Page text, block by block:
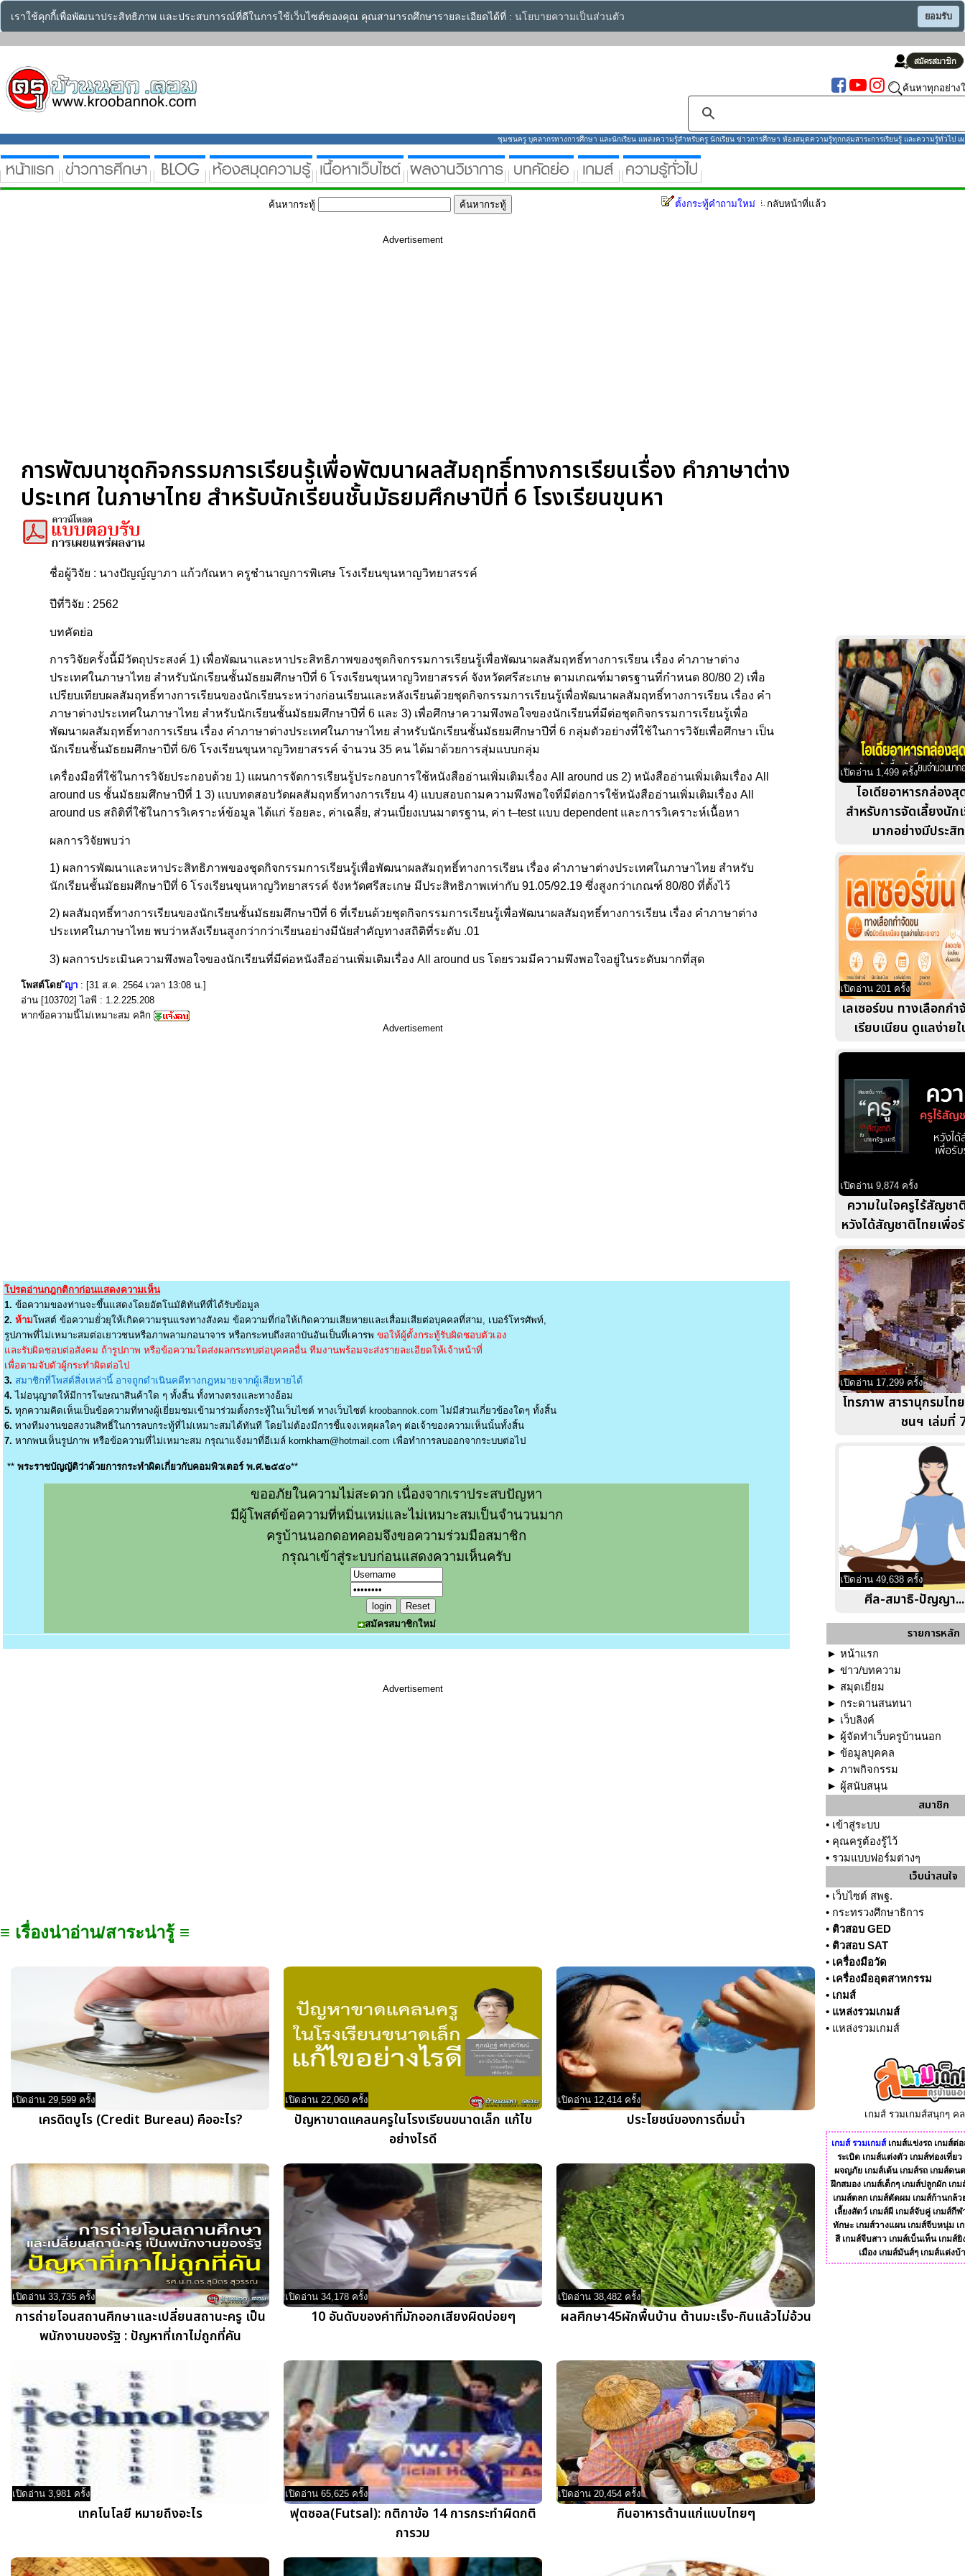
เราใช้คุกกี้เพื่อพัฒนาประสิทธิภาพ และประสบการณ์ที่ดีในการใช้เว็บไซต์ของคุณ คุณสามารถศึกษารายละเอียดได้ที่ : นโยบายความเป็นส่วนตัว ยอมรับ
ค้นหาทุกอย่าง
ชุมชนครู บุคลากรทางการศึกษา และนักเรียน แหล่งความรู้สำหรับครู นักเรียน ข่าวการศึกษา ห้องสมุดความรู้ทุกกลุ่มสาระการเรียนรู้ และความรู้ทั่วไป เ
ค้นหากระทู้ ตั้งกระทู้คำถามใหม่ กลับหน้าที่แล้ว
Advertisement
การพัฒนาชุดกิจกรรมการเรียนรู้เพื่อพัฒนาผลสัมฤทธิ์ทางการเรียนเรื่อง คำภาษาต่าง
ประเทศ ในภาษาไทย สำหรับนักเรียนชั้นมัธยมศึกษาปีที่ 6 โรงเรียนขุนหา
ชื่อผู้วิจัย : นางปัญญ์ญาภา แก้วกัณหา ครูชำนาญการพิเศษ โรงเรียนขุนหาญวิทยาสรรค์
ปีที่วิจัย : 2562
บทคัดย่อ
การวิจัยครั้งนี้มีวัตถุประสงค์ 1) เพื่อพัฒนาและหาประสิทธิภาพของชุดกิจกรรมการเรียนรู้เพื่อพัฒนาผลสัมฤทธิ์ทางการเรียน เรื่อง คำภาษาต่าง
ประเทศในภาษาไทย สำหรับนักเรียนชั้นมัธยมศึกษาปีที่ 6 โรงเรียนขุนหาญวิทยาสรรค์ จังหวัดศรีสะเกษ ตามเกณฑ์มาตรฐานที่กำหนด 80/80 2) เพื่อ
เปรียบเทียบผลสัมฤทธิ์ทางการเรียนของนักเรียนระหว่างก่อนเรียนและหลังเรียนด้วยชุดกิจกรรมการเรียนรู้เพื่อพัฒนาผลสัมฤทธิ์ทางการเรียน เรื่อง คำ
ภาษาต่างประเทศในภาษาไทย สำหรับนักเรียนชั้นมัธยมศึกษาปีที่ 6 และ 3) เพื่อศึกษาความพึงพอใจของนักเรียนที่มีต่อชุดกิจกรรมการเรียนรู้เพื่อ
พัฒนาผลสัมฤทธิ์ทางการเรียน เรื่อง คำภาษาต่างประเทศในภาษาไทย สำหรับนักเรียนชั้นมัธยมศึกษาปีที่ 6 กลุ่มตัวอย่างที่ใช้ในการวิจัยเพื่อศึกษา เป็น
นักเรียนชั้นมัธยมศึกษาปีที่ 6/6 โรงเรียนขุนหาญวิทยาสรรค์ จำนวน 35 คน ได้มาด้วยการสุ่มแบบกลุ่ม
เครื่องมือที่ใช้ในการวิจัยประกอบด้วย 1) แผนการจัดการเรียนรู้ประกอบการใช้หนังสืออ่านเพิ่มเติมเรื่อง All around us 2) หนังสืออ่านเพิ่มเติมเรื่อง All
around us ชั้นมัธยมศึกษาปีที่ 1 3) แบบทดสอบวัดผลสัมฤทธิ์ทางการเรียน 4) แบบสอบถามความพึงพอใจที่มีต่อการใช้หนังสืออ่านเพิ่มเติมเรื่อง All
around us สถิติที่ใช้ในการวิเคราะห์ข้อมูล ได้แก่ ร้อยละ, ค่าเฉลี่ย, ส่วนเบี่ยงเบนมาตรฐาน, ค่า t–test แบบ dependent และการวิเคราะห์เนื้อหา
ผลการวิจัยพบว่า
1) ผลการพัฒนาและหาประสิทธิภาพของชุดกิจกรรมการเรียนรู้เพื่อพัฒนาผลสัมฤทธิ์ทางการเรียน เรื่อง คำภาษาต่างประเทศในภาษาไทย สำหรับ
นักเรียนชั้นมัธยมศึกษาปีที่ 6 โรงเรียนขุนหาญวิทยาสรรค์ จังหวัดศรีสะเกษ มีประสิทธิภาพเท่ากับ 91.05/92.19 ซึ่งสูงกว่าเกณฑ์ 80/80 ที่ตั้งไว้
2) ผลสัมฤทธิ์ทางการเรียนของนักเรียนชั้นมัธยมศึกษาปีที่ 6 ที่เรียนด้วยชุดกิจกรรมการเรียนรู้เพื่อพัฒนาผลสัมฤทธิ์ทางการเรียน เรื่อง คำภาษาต่าง
ประเทศในภาษาไทย พบว่าหลังเรียนสูงกว่ากว่าเรียนอย่างมีนัยสำคัญทางสถิติที่ระดับ .01
3) ผลการประเมินความพึงพอใจของนักเรียนที่มีต่อหนังสืออ่านเพิ่มเติมเรื่อง All around us โดยรวมมีความพึงพอใจอยู่ในระดับมากที่สุด
โพสต์โดยัญา : [31 ส.ค. 2564 เวลา 13:08 น.]
อ่าน [103702] ไอพี : 1.2.225.208
หากข้อความนี้ไม่เหมาะสม คลิก
Advertisement
โปรดอ่านกฎกติกาก่อนแสดงความเห็น
1. ข้อความของท่านจะขึ้นแสดงโดยอัตโนมัติทันทีที่ได้รับข้อมูล
2. ห้ามโพสต์ ข้อความยั่วยุให้เกิดความรุนแรงทางสังคม ข้อความที่ก่อให้เกิดความเสียหายและเสื่อมเสียต่อบุคคลที่สาม, เบอร์โทรศัพท์,
รูปภาพที่ไม่เหมาะสมต่อเยาวชนหรือภาพลามกอนาจาร หรือกระทบถึงสถาบันอันเป็นที่เคารพ ขอให้ผู้ตั้งกระทู้รับผิดชอบตัวเอง
และรับผิดชอบต่อสังคม ถ้ารูปภาพ หรือข้อความใดส่งผลกระทบต่อบุคคลอื่น ทีมงานพร้อมจะส่งรายละเอียดให้เจ้าหน้าที่
เพื่อตามจับตัวผู้กระทำผิดต่อไป
3. สมาชิกที่โพสต์สิ่งเหล่านี้ อาจถูกดำเนินคดีทางกฎหมายจากผู้เสียหายได้
4. ไม่อนุญาตให้มีการโฆษณาสินค้าใด ๆ ทั้งสิ้น ทั้งทางตรงและทางอ้อม
5. ทุกความคิดเห็นเป็นข้อความที่ทางผู้เยี่ยมชมเข้ามาร่วมตั้งกระทู้ในเว็บไซต์ ทางเว็บไซต์ kroobannok.com ไม่มีส่วนเกี่ยวข้องใดๆ ทั้งสิ้น
6. ทางทีมงานขอสงวนสิทธิ์ในการลบกระทู้ที่ไม่เหมาะสมได้ทันที โดยไม่ต้องมีการชี้แจงเหตุผลใดๆ ต่อเจ้าของความเห็นนั้นทั้งสิ้น
7. หากพบเห็นรูปภาพ หรือข้อความที่ไม่เหมาะสม กรุณาแจ้งมาที่อีเมล์ kornkham@hotmail.com เพื่อทำการลบออกจากระบบต่อไป
** พระราชบัญญัติว่าด้วยการกระทำผิดเกี่ยวกับคอมพิวเตอร์ พ.ศ.๒๕๕๐**
ขออภัยในความไม่สะดวก เนื่องจากเราประสบปัญหา
มีผู้โพสต์ข้อความที่หมิ่นเหม่และไม่เหมาะสมเป็นจำนวนมาก
ครูบ้านนอกดอทคอมจึงขอความร่วมมือสมาชิก
กรุณาเข้าสู่ระบบก่อนแสดงความเห็นครับ
สมัครสมาชิกใหม่
Advertisement
≡ เรื่องน่าอ่าน/สาระน่ารู้ ≡
เปิดอ่าน 29,599 ครั้ง
เครดิตบูโร (Credit Bureau) คืออะไร?
เปิดอ่าน 22,060 ครั้ง
ปัญหาขาดแคลนครูในโรงเรียนขนาดเล็ก แก้ไข
อย่างไรดี
เปิดอ่าน 12,414 ครั้ง
ประโยชน์ของการดื่มน้ำ
เปิดอ่าน 33,735 ครั้ง
การถ่ายโอนสถานศึกษาและเปลี่ยนสถานะครู เป็น
พนักงานของรัฐ : ปัญหาที่เกาไม่ถูกที่คัน
เปิดอ่าน 34,178 ครั้ง
10 อันดับของคำที่มักออกเสียงผิดบ่อยๆ
เปิดอ่าน 38,482 ครั้ง
ผลศึกษา45ผักพื้นบ้าน ต้านมะเร็ง-กินแล้วไม่อ้วน
เปิดอ่าน 3,981 ครั้ง
เทคโนโลยี หมายถึงอะไร
เปิดอ่าน 65,625 ครั้ง
ฟุตซอล(Futsal): กติกาข้อ 14 การกระทำผิดกติ
การวม
เปิดอ่าน 20,454 ครั้ง
กินอาหารต้านแก่แบบไทยๆ
เปิดอ่าน 1,499 ครั้ง
ไอเดียอาหารกล่อง
สำหรับการจัดเลี้ยงนัก
มากอย่างมีประสิ
เปิดอ่าน 201 ครั้ง
เลเซอร์ขน ทางเลือกก
เรียบเนียน ดูแลง่ายใ
เปิดอ่าน 9,874 ครั้ง
ความในใจครูไร้สัญช
หวังได้สัญชาติไทยเพื่อ
เปิดอ่าน 17,299 ครั้ง
โทรภาพ สารานุกรมไท
ชนฯ เล่มที่
เปิดอ่าน 49,638 ครั้ง
ศีล-สมาธิ-ปัญญา...
รายการหลัก
► หน้าแรก
► ข่าว/บทความ
► สมุดเยี่ยม
► กระดานสนทนา
► เว็บลิงค์
► ผู้จัดทำเว็บครูบ้านนอก
► ข้อมูลบุคคล
► ภาพกิจกรรม
► ผู้สนับสนุน
สมาชิก
• เข้าสู่ระบบ
• คุณครูต้องรู้ไว้
• รวมแบบฟอร์มต่างๆ
เว็บน่าสนใจ
• เว็บไซต์ สพฐ.
• กระทรวงศึกษาธิการ
• ติวสอบ GED
• ติวสอบ SAT
• เครื่องมือวัด
• เครื่องมืออุตสาหกรรม
• เกมส์
• แหล่งรวมเกมส์
• แหล่งรวมเกมส์
เกมส์ รวมเกมส์สนุกๆ ค
เกมส์ รวมเกมส์ เกมส์แข่งรถ เกมส์ต่อ
ระเบิด เกมส์แต่งตัว เกมส์ท่องเที่ยว
ผจญภัย เกมส์เต้น เกมส์รถ เกมส์ดน
ฝึกสมอง เกมส์เด็กๆ เกมส์ปลูกผัก เก
เกมส์ตลก เกมส์ตัดผม เกมส์ก้านกล้ว
เลี้ยงสัตว์ เกมส์ผี เกมส์จับคู่ เกมส์กีฬ
ทักษะ เกมส์วางแผน เกมส์จีบหนุ่ม เ
สี เกมส์จีบสาว เกมส์เบ็นเท็น เกมส์ยิ
เมือง เกมส์มันส์ๆ เกมส์แต่งบ้